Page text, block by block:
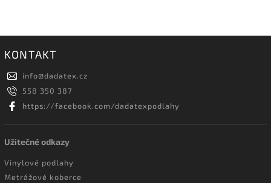
KONTAKT
info@dadatex.cz
558 350 387
https://facebook.com/dadatexpodlahy
Užitečné odkazy
Vinylové podlahy
Metrážové koberce